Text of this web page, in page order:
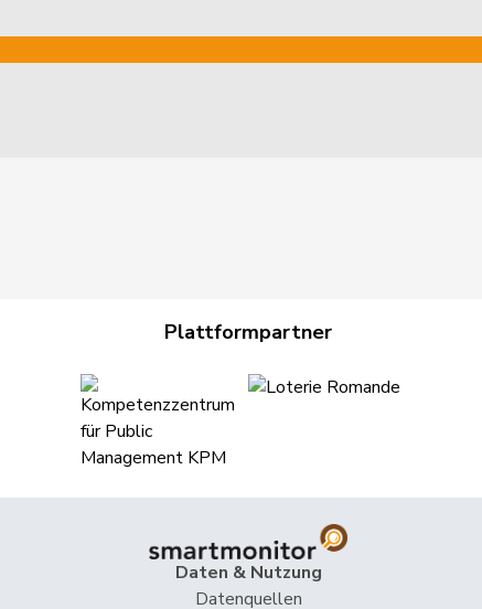
Plattformpartner
Daten & Nutzung
Datenquellen